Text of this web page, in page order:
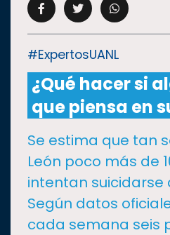
CULTURA
I+D+IEXPERTOS
SALUD
#ExpertosUANL
¿Qué hacer si
que piensa en
Se estima que tan
León poco más de
intentan suicidarse
Según datos
cada semana seis